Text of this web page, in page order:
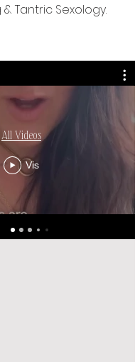
Tantric Sexology.
All Videos
Vis